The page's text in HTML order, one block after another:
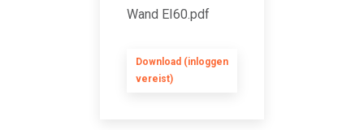
Wand EI60.pdf
Download (inloggen
vereist)